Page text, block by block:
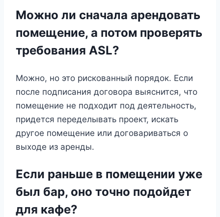
Можно ли сначала арендовать
помещение, а потом проверять
требования ASL?
Можно, но это рискованный порядок. Если
после подписания договора выяснится, что
помещение не подходит под деятельность,
придется переделывать проект, искать
другое помещение или договариваться о
выходе из аренды.
Если раньше в помещении уже
был бар, оно точно подойдет
для кафе?